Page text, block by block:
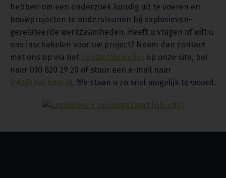
hebben om een onderzoek kundig uit te voeren en
bouwprojecten te ondersteunen bij explosieven-
gerelateerde werkzaamheden. Heeft u vragen of wilt u
ons inschakelen voor uw project? Neem dan contact
met ons op via het contactformulier op onze site, bel
naar 010 820 29 20 of stuur een e-mail naar
info@beobom.nl. We staan u zo snel mogelijk te woord.